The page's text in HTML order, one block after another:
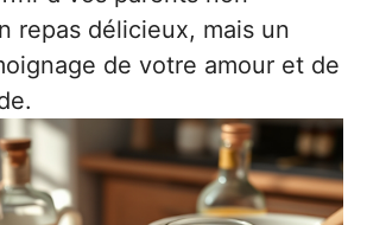
repas délicieux, mais un
de votre amour et de